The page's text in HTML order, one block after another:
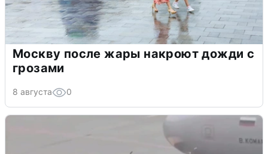
Москву после жары накроют дожди с
грозами
8 августа 0